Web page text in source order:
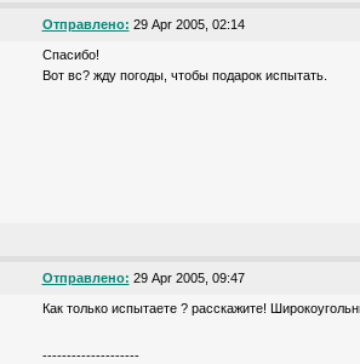
Отправлено: 29 Apr 2005, 02:14
Спасибо!
Вот вс? жду погоды, чтобы подарок испытать.
Отправлено: 29 Apr 2005, 09:47
Как только испытаете ? расскажите!
--------------------